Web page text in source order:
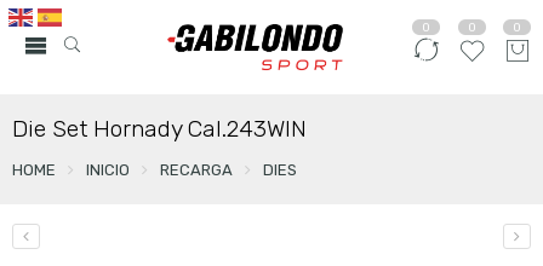
0 0 0
Die Set Hornady Cal.243WIN
HOME INICIO RECARGA DIES